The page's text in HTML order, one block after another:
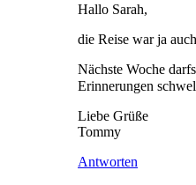
Hallo Sarah,
die Reise war ja
Nächste Woche
Erinnerungen
Liebe Grüße
Tommy
Antworten